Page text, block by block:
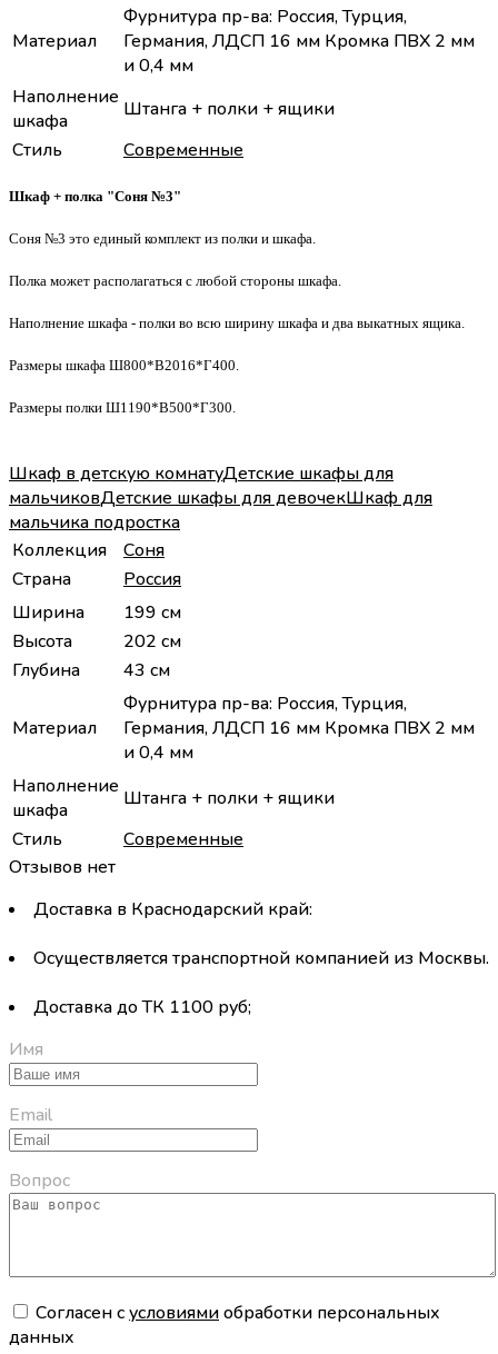
Материал
Фурнитура пр-ва: Россия, Турция,
Германия, ЛДСП 16 мм Кромка ПВХ 2 мм
и 0,4 мм
Наполнение
шкафа
Штанга + полки + ящики
Стиль
Современные
Шкаф + полка "Соня №3"
Соня №3 это единый комплект из полки и шкафа.
Полка может располагаться с любой стороны шкафа.
Наполнение шкафа - полки во всю ширину шкафа и два выкатных ящика.
Размеры шкафа Ш800*В2016*Г400.
Размеры полки Ш1190*В500*Г300.
Шкаф в детскую комнатуДетские шкафы для
мальчиковДетские шкафы для девочекШкаф для
мальчика подростка
Коллекция
Соня
Страна
Россия
Ширина
199 см
Высота
202 см
Глубина
43 см
Материал
Фурнитура пр-ва: Россия, Турция,
Германия, ЛДСП 16 мм Кромка ПВХ 2 мм
и 0,4 мм
Наполнение
шкафа
Штанга + полки + ящики
Стиль
Современные
Отзывов нет
Доставка в Краснодарский край:
Осуществляется транспортной компанией из Москвы.
Доставка до ТК 1100 руб;
Имя
Email
Вопрос
Cогласен сусловиямиобработки персональных
данных